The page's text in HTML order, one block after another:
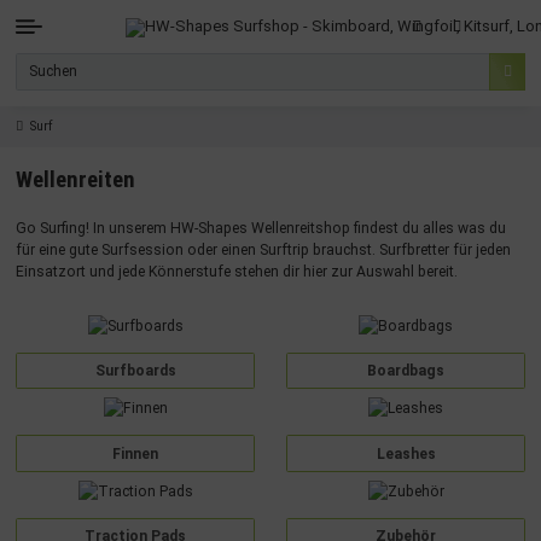
Surf
Wellenreiten
Go Surfing! In unserem HW-Shapes Wellenreitshop findest du alles was du
für eine gute Surfsession oder einen Surftrip brauchst. Surfbretter für jeden
Einsatzort und jede Könnerstufe stehen dir hier zur Auswahl bereit.
Surfboards Boardbags
Finnen Leashes
Traction Pads Zubehör